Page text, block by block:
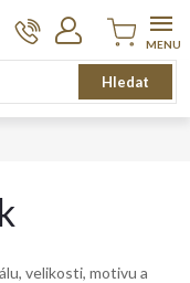
Hledat
Nákupní
košík
velikosti, motivu a